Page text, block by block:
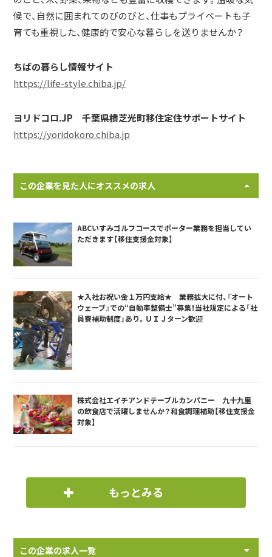
候で、自然に囲まれてのびのびと、仕事もプライベートも子
育ても重視した、健康的で安心な暮らしを送りませんか？
ちばの暮らし情報サイト
https://life-style.chiba.jp/
ヨリドコロ.JP 千葉県横芝光町移住定住サポートサイト
https://yoridokoro.chiba.jp
この企業を見た人にオススメの求人
ABCいすみゴルフコースでポーター業務を担当してい
ただきます【移住支援金対象】
★入社お祝い金１万円支給★ 業務拡大に付、『オート
ウェーブ』での“自動車整備士”募集！当社規定による「社
員寮補助制度」あり。ＵＩＪターン歓迎
株式会社エイチアンドテーブルカンパニー 九十九里
の飲食店で活躍しませんか？和食調理補助【移住支援金
対象】
もっとみる
この企業の求人一覧